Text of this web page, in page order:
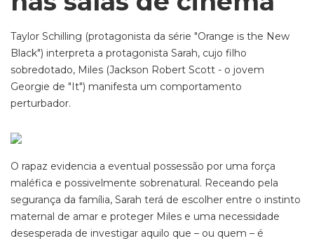
Taylor Schilling (protagonista da série "Orange is the New
Black") interpreta a protagonista Sarah, cujo filho
sobredotado, Miles (Jackson Robert Scott - o jovem
Georgie de "It") manifesta um comportamento
perturbador.
O rapaz evidencia a eventual possessão por uma força
maléfica e possivelmente sobrenatural. Receando pela
segurança da família, Sarah terá de escolher entre o instinto
maternal de amar e proteger Miles e uma necessidade
desesperada de investigar aquilo que – ou quem – é